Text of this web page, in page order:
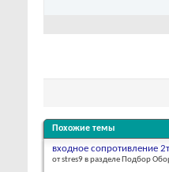
Похожие темы
входное сопротивление
от stres9 в разделе Подбор